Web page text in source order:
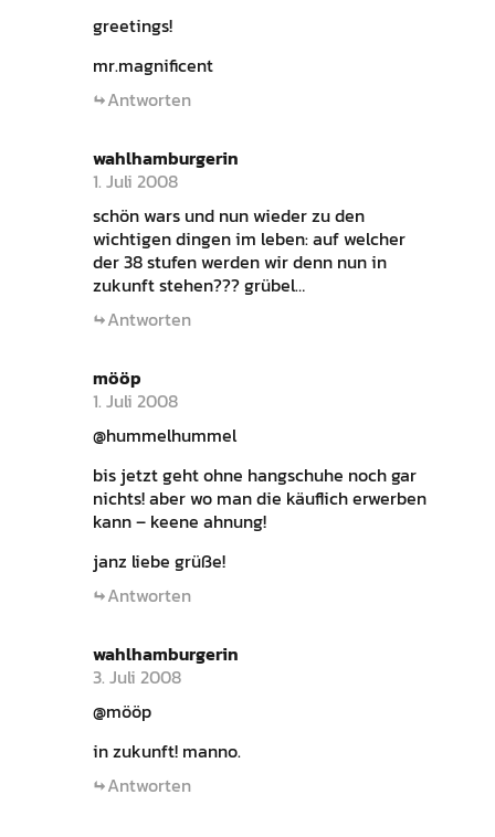
greetings!
mr.magnificent
Antworten
wahlhamburgerin
1. Juli 2008
schön wars und nun wieder zu den
wichtigen dingen im leben: auf welcher
der 38 stufen werden wir denn nun in
zukunft stehen??? grübel…
Antworten
mööp
1. Juli 2008
@hummelhummel
bis jetzt geht ohne hangschuhe noch gar
nichts! aber wo man die käuflich erwerben
kann – keene ahnung!
janz liebe grüße!
Antworten
wahlhamburgerin
3. Juli 2008
@mööp
in zukunft! manno.
Antworten